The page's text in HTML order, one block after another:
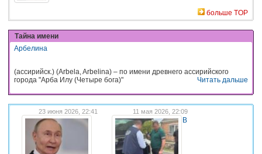
больше TOP
Тайна имени
Арбелина
(ассирийск.) (Arbela, Arbelina) – по имени древнего ассирийского
города "Арба Илу (Четыре бога)"
Читать дальше
23 июня 2026, 22:41 11 мая 2026, 22:09
В